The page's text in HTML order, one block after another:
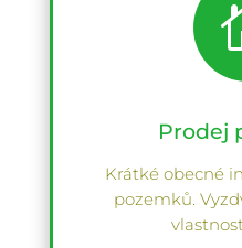
Prodej
Krátké obecné
pozemků.